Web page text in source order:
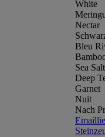
White
Nectar
Bleu
Sea Salt
Deep
Garnet
Nuit
Nach